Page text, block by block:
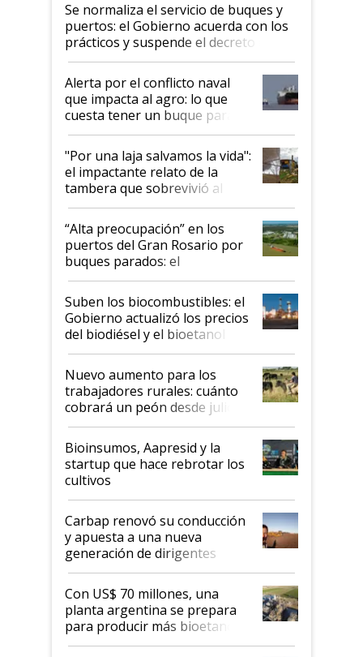
Se normaliza el servicio de buques y
puertos: el Gobierno acuerda con los
prácticos y suspende el decreto de
desregulación
Alerta por el conflicto naval
que impacta al agro: lo que
cuesta tener un buque parado
y el peligro de que Argentina
pase a ser "país sucio"
"Por una laja salvamos la vida":
el impactante relato de la
tambera que sobrevivió al
tornado
“Alta preocupación” en los
puertos del Gran Rosario por
buques parados: el
funcionamiento de las
exportadoras en tensión tras
la medida de fuerza de los
prácticos
Suben los biocombustibles: el
Gobierno actualizó los precios
del biodiésel y el bioetanol
Nuevo aumento para los
trabajadores rurales: cuánto
cobrará un peón desde julio
Bioinsumos, Aapresid y la
startup que hace rebrotar los
cultivos
Carbap renovó su conducción
y apuesta a una nueva
generación de dirigentes
rurales
Con US$ 70 millones, una
planta argentina se prepara
para producir más bioetanol
que nunca